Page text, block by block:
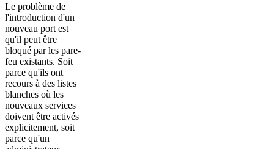
Le problème de
l'introduction d'un
nouveau port est
qu'il peut être
bloqué par les pare-
feu existants. Soit
parce qu'ils ont
recours à des listes
blanches où les
nouveaux services
doivent être activés
explicitement, soit
parce qu'un